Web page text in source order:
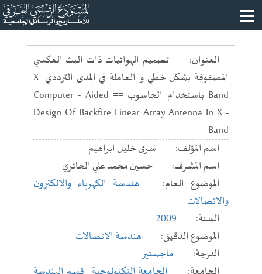
العنوان:
تصميم الهوائيات ذات البث العكسي
المصفوفة بشكل خطي و العاملة في المدى الترددي X-
Band باستخدام الحاسوب == Computer - Aided
Design Of Backfire Linear Array Antenna In X -
Band
اسم المؤلف:
سرى خليل ابراهيم
اسم المشرف:
حسين محمد علي الحائري
الموضوع العام:
هندسة الكهرباء والالكترون
والاتصالات
السنة:
2009
الموضوع الدقيق:
هندسة الاتصالات
الدرجة:
ماجستير